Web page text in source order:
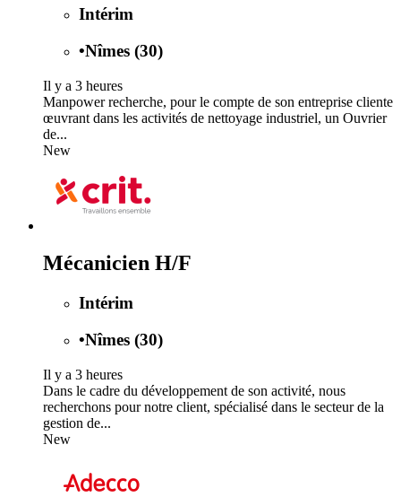
Intérim
•Nîmes (30)
Il y a 3 heures
Manpower recherche, pour le compte de son entreprise cliente
œuvrant dans les activités de nettoyage industriel, un Ouvrier
de...
New
Mécanicien H/F
Intérim
•Nîmes (30)
Il y a 3 heures
Dans le cadre du développement de son activité, nous
recherchons pour notre client, spécialisé dans le secteur de la
gestion de...
New